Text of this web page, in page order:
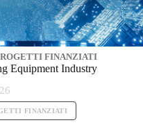
FINANZIATI
Equipment Industry
FINANZIATI